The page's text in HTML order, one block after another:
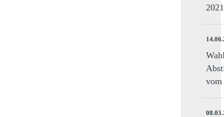
2021
vom